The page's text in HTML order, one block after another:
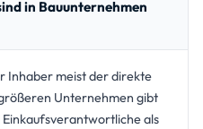
in Bauunternehmen
Inhaber meist der direkte
Unternehmen gibt
als